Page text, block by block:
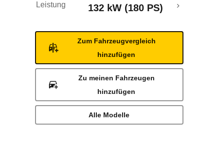
Leistung 132 kW (180 PS)
Zum Fahrzeugvergleich
hinzufügen
Zu meinen Fahrzeugen
hinzufügen
Alle Modelle